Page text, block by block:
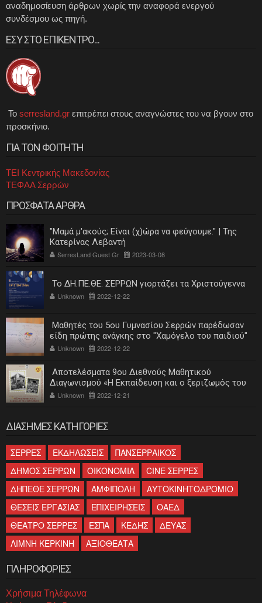
αναδημοσίευση άρθρων χωρίς την αναφορά ενεργού
συνδέσμου ως πηγή.
ΕΣΥ ΣΤΟ ΕΠΙΚΕΝΤΡΟ...
Το serresland.gr επιτρέπει στους αναγνώστες του να βγουν στο
προσκήνιο.
ΓΙΑ ΤΟΝ ΦΟΙΤΗΤΗ
ΤΕΙ Κεντρικής Μακεδονίας
ΤΕΦΑΑ Σερρών
ΠΡΟΣΦΑΤΑ ΑΡΘΡΑ
"Μαμά μ'ακούς; Είναι (χ)ώρα να φεύγουμε." | Της
Κατερίνας Λεβαντή
SerresLand Guest Gr 2023-03-08
Το ΔΗ.ΠΕ.ΘΕ. ΣΕΡΡΩΝ γιορτάζει τα Χριστούγεννα
Unknown 2022-12-22
Μαθητές του 5ου Γυμνασίου Σερρών παρέδωσαν
είδη πρώτης ανάγκης στο "Χαμόγελο του παιδιού"
Unknown 2022-12-22
Αποτελέσματα 9ου Διεθνούς Μαθητικού
Διαγωνισμού «Η Εκπαίδευση και ο ξεριζωμός του
ελληνισμού»
Unknown 2022-12-21
ΔΙΑΣΗΜΕΣ ΚΑΤΗΓΟΡΙΕΣ
ΣΕΡΡΕΣ ΕΚΔΗΛΩΣΕΙΣ
ΠΑΝΣΕΡΡΑΙΚΟΣ
ΔΗΜΟΣ ΣΕΡΡΩΝ
ΟΙΚΟΝΟΜΙΑ
CINE ΣΕΡΡΕΣ
ΔΗΠΕΘΕ ΣΕΡΡΩΝ
ΑΜΦΙΠΟΛΗ
ΑΥΤΟΚΙΝΗΤΟΔΡΟΜΙΟ
ΘΕΣΕΙΣ ΕΡΓΑΣΙΑΣ
ΕΠΙΧΕΙΡΗΣΕΙΣ
ΟΑΕΔ
ΘΕΑΤΡΟ ΣΕΡΡΕΣ
ΕΣΠΑ ΚΕΔΗΣ
ΔΕΥΑΣ
ΛΙΜΝΗ ΚΕΡΚΙΝΗ
ΑΞΙΟΘΕΑΤΑ
ΠΛΗΡΟΦΟΡΙΕΣ
Χρήσιμα Τηλέφωνα